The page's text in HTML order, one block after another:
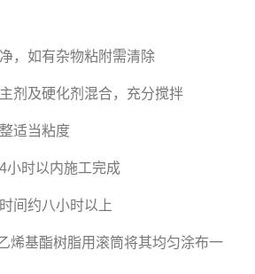
如有杂物粘附需清除
及硬化剂混合，充分搅拌
适当粘度
时以内施工完成
间约八小时以上
烯基酯树脂用滚筒将其均匀涂布一